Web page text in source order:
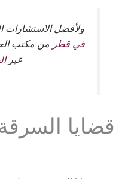
ولأفضل الاستشارات
في قطر من مكتب
عبر
قضايا